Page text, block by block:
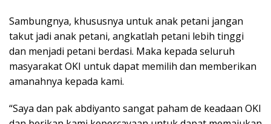
Sambungnya, khususnya untuk anak petani jangan
takut jadi anak petani, angkatlah petani lebih tinggi
dan menjadi petani berdasi. Maka kepada seluruh
masyarakat OKI untuk dapat memilih dan memberikan
amanahnya kepada kami.
“Saya dan pak abdiyanto sangat paham de keadaan OKI